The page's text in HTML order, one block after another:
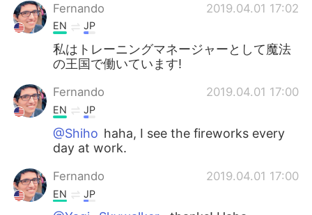
Indonesia
Türkçe Tiếng Việt
Fernando
2019.04.01 17:02
EN JP
私はトレーニングマネージャーとして魔法
の王国で働いています!
Fernando 2019.04.01 17:00
EN JP
@Shiho haha, I see the fireworks every
day at work.
Fernando 2019.04.01 17:00
EN JP